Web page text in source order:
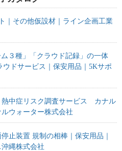
｜その他仮設材｜ライン企画工業
ム３種」「クラウド記録」の一体
ドサービス｜保安用品｜5Kサポ
熱中症リスク調査サービス カナル
ウォーター株式会社
止装置 規制の相棒｜保安用品｜
縄株式会社